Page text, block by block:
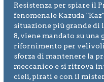
Resistenza per spiare il
fenomenale Kazuda
situazione più grande di
8, viene mandato su una
rifornimento per
sforza di mantenere la
meccanico e si ritrova
cieli, pirati e con il